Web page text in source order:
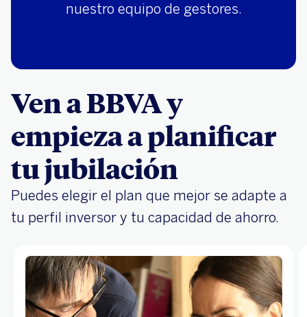
nuestro equipo de gestores.
Ven a BBVA y
empieza a planificar
tu jubilación
Puedes elegir el plan que mejor se adapte a
tu perfil inversor y tu capacidad de ahorro.